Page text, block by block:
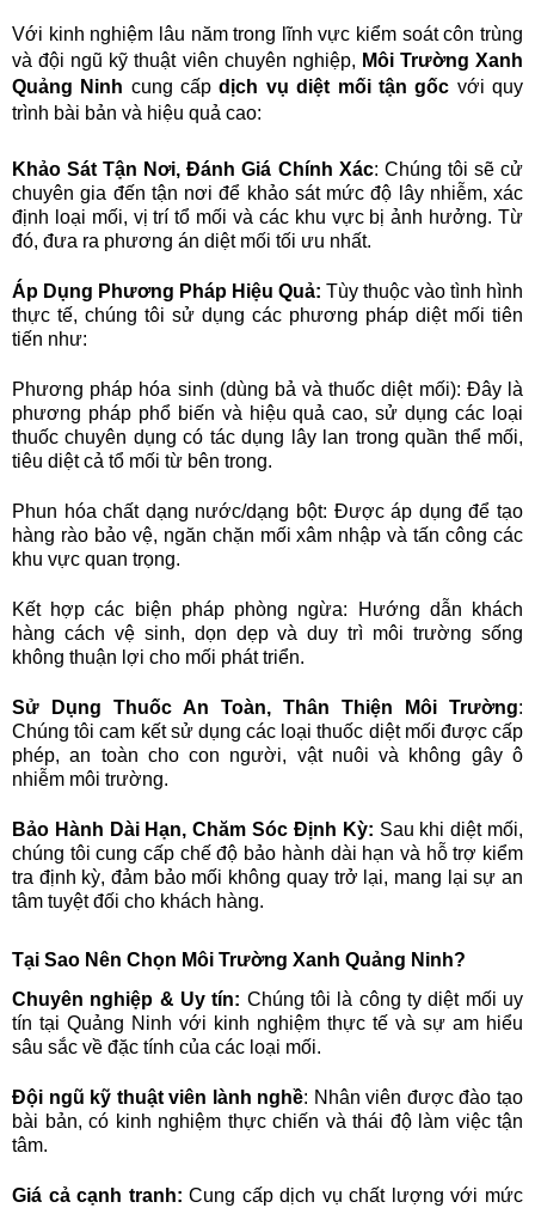
Với kinh nghiệm lâu năm trong lĩnh vực kiểm soát côn trùng
và đội ngũ kỹ thuật viên chuyên nghiệp, Môi Trường Xanh
Quảng Ninh cung cấpdịch vụ diệt mối tận gốc với quy
trình bài bản và hiệu quả cao:
Khảo Sát Tận Nơi, Đánh Giá Chính Xác: Chúng tôi sẽ cử
chuyên gia đến tận nơi để khảo sát mức độ lây nhiễm, xác
định loại mối, vị trí tổ mối và các khu vực bị ảnh hưởng. Từ
đó, đưa ra phương án diệt mối tối ưu nhất.
Áp Dụng Phương Pháp Hiệu Quả: Tùy thuộc vào tình hình
thực tế, chúng tôi sử dụng các phương pháp diệt mối tiên
tiến như:
Phương pháp hóa sinh (dùng bả và thuốc diệt mối): Đây là
phương pháp phổ biến và hiệu quả cao, sử dụng các loại
thuốc chuyên dụng có tác dụng lây lan trong quần thể mối,
tiêu diệt cả tổ mối từ bên trong.
Phun hóa chất dạng nước/dạng bột: Được áp dụng để tạo
hàng rào bảo vệ, ngăn chặn mối xâm nhập và tấn công các
khu vực quan trọng.
Kết hợp các biện pháp phòng ngừa: Hướng dẫn khách
hàng cách vệ sinh, dọn dẹp và duy trì môi trường sống
không thuận lợi cho mối phát triển.
Sử Dụng Thuốc An Toàn, Thân Thiện Môi Trường:
Chúng tôi cam kết sử dụng các loại thuốc diệt mối được cấp
phép, an toàn cho con người, vật nuôi và không gây ô
nhiễm môi trường.
Bảo Hành Dài Hạn, Chăm Sóc Định Kỳ: Sau khi diệt mối,
chúng tôi cung cấp chế độ bảo hành dài hạn và hỗ trợ kiểm
tra định kỳ, đảm bảo mối không quay trở lại, mang lại sự an
tâm tuyệt đối cho khách hàng.
Tại Sao Nên Chọn Môi Trường Xanh Quảng Ninh?
Chuyên nghiệp & Uy tín: Chúng tôi là công ty diệt mối uy
tín tại Quảng Ninh với kinh nghiệm thực tế và sự am hiểu
sâu sắc về đặc tính của các loại mối.
Đội ngũ kỹ thuật viên lành nghề: Nhân viên được đào tạo
bài bản, có kinh nghiệm thực chiến và thái độ làm việc tận
tâm.
Giá cả cạnh tranh: Cung cấp dịch vụ chất lượng với mức